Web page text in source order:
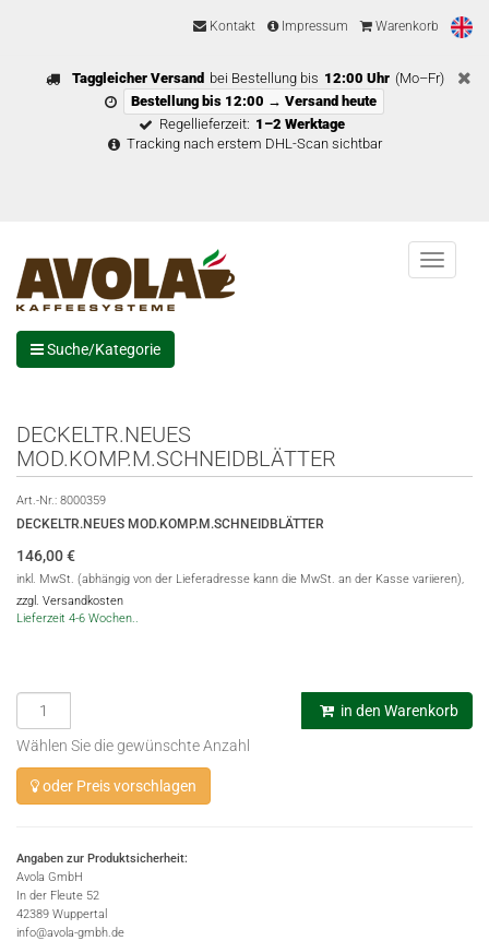
Kontakt Impressum Warenkorb
Taggleicher Versand bei Bestellung bis 12:00 Uhr (Mo–Fr)
Bestellung bis 12:00 → Versand heute
Regellieferzeit: 1–2 Werktage
Tracking nach erstem DHL-Scan sichtbar
Menu
Suche/Kategorie
DECKELTR.NEUES
MOD.KOMP.M.SCHNEIDBLÄTTER
Art.-Nr.: 8000359
DECKELTR.NEUES MOD.KOMP.M.SCHNEIDBLÄTTER
146,00€
inkl. MwSt. (abhängig von der Lieferadresse kann die MwSt. an der Kasse variieren),
zzgl. Versandkosten
Lieferzeit 4-6 Wochen..
in den Warenkorb
Wählen Sie die gewünschte Anzahl
oder Preis vorschlagen
Angaben zur Produktsicherheit:
Avola GmbH
In der Fleute 52
42389 Wuppertal
info@avola-gmbh.de